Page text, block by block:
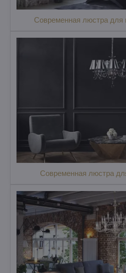
Современная люстра для
Современная люстра